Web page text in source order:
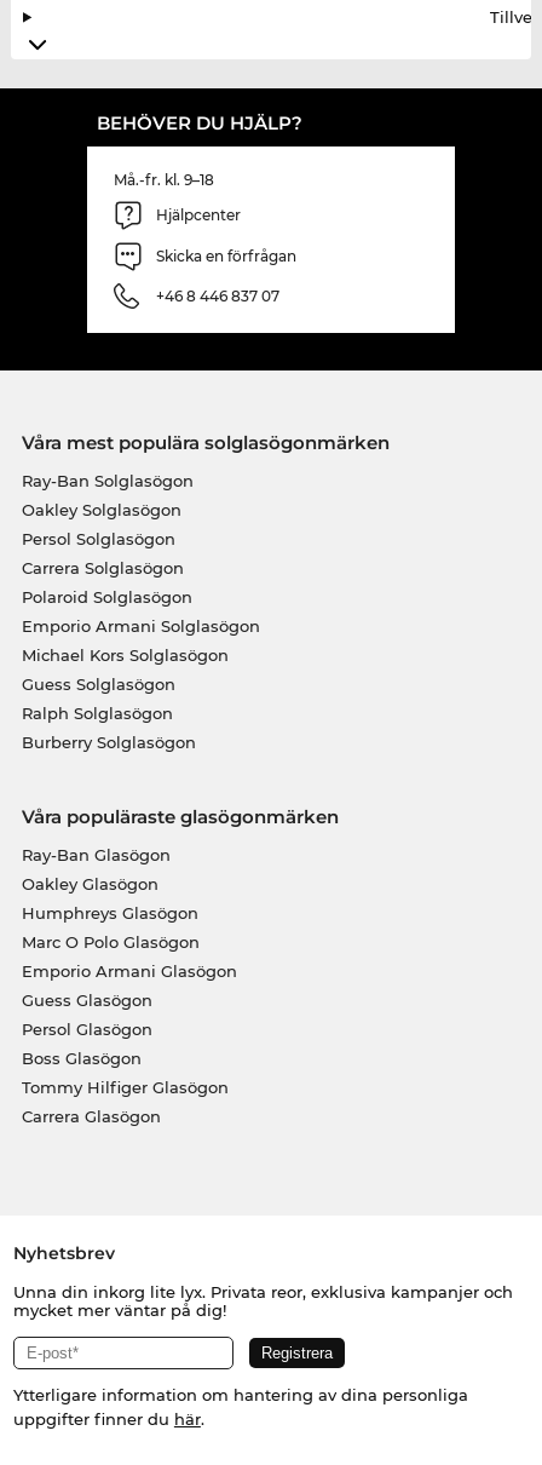
BEHÖVER DU HJÄLP?
Må.-fr. kl. 9–18
Hjälpcenter
Skicka en förfrågan
+46 8 446 837 07
Våra mest populära solglasögonmärken
Ray-Ban Solglasögon
Oakley Solglasögon
Persol Solglasögon
Carrera Solglasögon
Polaroid Solglasögon
Emporio Armani Solglasögon
Michael Kors Solglasögon
Guess Solglasögon
Ralph Solglasögon
Burberry Solglasögon
Våra populäraste glasögonmärken
Ray-Ban Glasögon
Oakley Glasögon
Humphreys Glasögon
Marc O Polo Glasögon
Emporio Armani Glasögon
Guess Glasögon
Persol Glasögon
Boss Glasögon
Tommy Hilfiger Glasögon
Carrera Glasögon
Nyhetsbrev
Unna din inkorg lite lyx. Privata reor, exklusiva kampanjer och
mycket mer väntar på dig!
Ytterligare information om hantering av dina personliga
uppgifter finner du här.